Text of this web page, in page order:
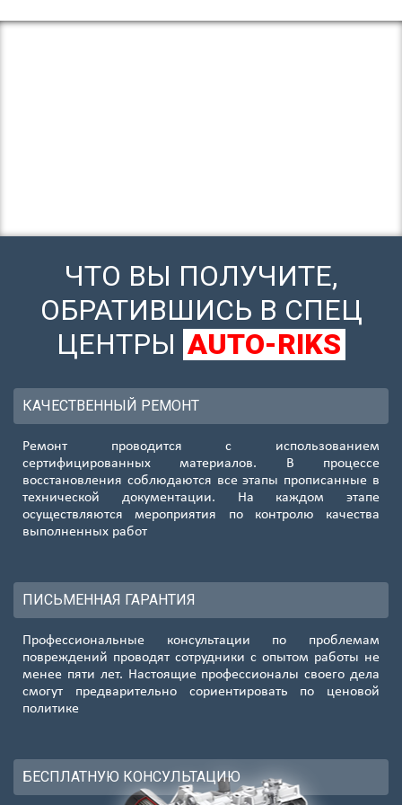
ЧТО ВЫ ПОЛУЧИТЕ,
ОБРАТИВШИСЬ В СПЕЦ
ЦЕНТРЫ AUTO-RIKS
КАЧЕСТВЕННЫЙ РЕМОНТ
Ремонт проводится с использованием
сертифицированных материалов. В процессе
восстановления соблюдаются все этапы прописанные в
технической документации. На каждом этапе
осуществляются мероприятия по контролю качества
выполненных работ
ПИСЬМЕННАЯ ГАРАНТИЯ
Профессиональные консультации по проблемам
повреждений проводят сотрудники с опытом работы не
менее пяти лет. Настоящие профессионалы своего дела
смогут предварительно сориентировать по ценовой
политике
БЕСПЛАТНУЮ КОНСУЛЬТАЦИЮ